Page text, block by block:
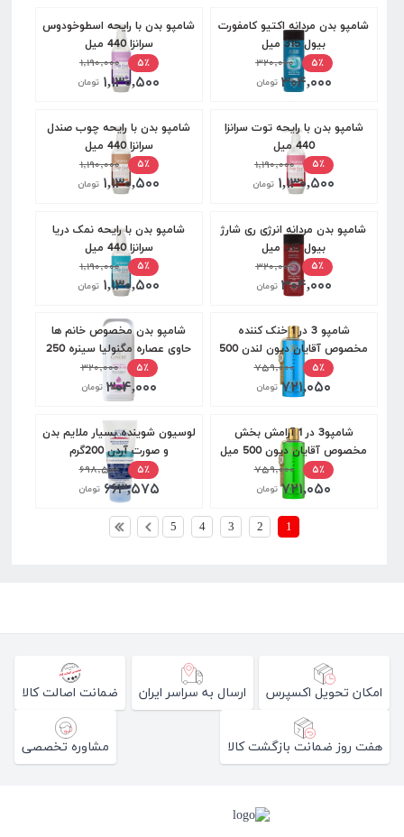
شامپو بدن مردانه اکتیو کامفورت
بیول 315 میل
۵٪
۳۲۰,۰۰۰
۳۰۴,۰۰۰ تومان
شامپو بدن با رایحه اسطوخودوس
سرانزا 440 میل
۵٪
۱,۱۹۰,۰۰۰
۱,۱۳۰,۵۰۰ تومان
شامپو بدن با رایحه توت سرانزا
440 میل
۵٪
۱,۱۹۰,۰۰۰
۱,۱۳۰,۵۰۰ تومان
شامپو بدن با رایحه چوب صندل
سرانزا 440 میل
۵٪
۱,۱۹۰,۰۰۰
۱,۱۳۰,۵۰۰ تومان
شامپو بدن مردانه انرژی ری شارژ
بیول 315 میل
۵٪
۳۲۰,۰۰۰
۳۰۴,۰۰۰ تومان
شامپو بدن با رایحه نمک دریا
سرانزا 440 میل
۵٪
۱,۱۹۰,۰۰۰
۱,۱۳۰,۵۰۰ تومان
شامپو 3 در 1 خنک کننده
مخصوص آقایان دیون لندن 500
میل
۵٪ ۷۵۹,۰۰۰
۷۲۱,۰۵۰ تومان
شامپو بدن مخصوص خانم ها
حاوی عصاره مگنولیا سینره 250
میل ۵٪ ۳۲۰,۰۰۰
۳۰۴,۰۰۰ تومان
شامپو3 در 1 آرامش بخش
مخصوص آقایان دیون 500 میل
۵٪
۷۵۹,۰۰۰
۷۲۱,۰۵۰ تومان
لوسیون شوینده بسیار ملایم بدن
و صورت آردن 200گرم
۵٪
۶۹۸,۵۰۰
۶۶۳,۵۷۵ تومان
1
2
3
4
5
امکان تحویل اکسپرس ارسال به سراسر ایران ضمانت اصالت کالا
هفت روز ضمانت بازگشت کالا مشاوره تخصصی